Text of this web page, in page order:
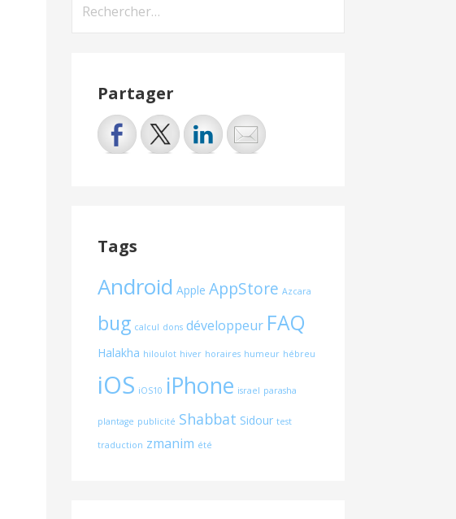
Partager
Tags
Android Apple AppStore Azcara
bug calcul dons développeur FAQ
Halakha hiloulot hiver horaires humeur hébreu
iOS iOS10 iPhone israel parasha
plantage publicité Shabbat Sidour test
traduction zmanim été